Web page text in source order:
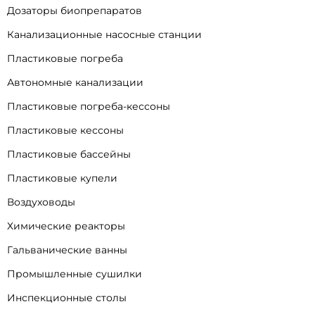
Дозаторы биопрепаратов
Канализационные насосные станции
Пластиковые погреба
Автономные канализации
Пластиковые погреба-кессоны
Пластиковые кессоны
Пластиковые бассейны
Пластиковые купели
Воздуховоды
Химические реакторы
Гальванические ванны
Промышленные сушилки
Инспекционные столы